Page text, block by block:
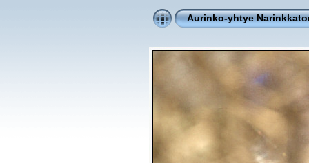
Aurinko-yhtye